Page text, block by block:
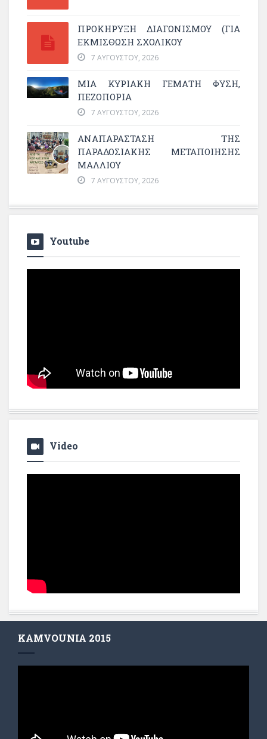
ΠΡΟΚΗΡΥΞΗ ΔΙΑΓΩΝΙΣΜΟΥ (ΓΙΑ
ΕΚΜΊΣΘΩΣΗ ΣΧΟΛΙΚΟΎ
7 ΑΥΓΟΎΣΤΟΥ, 2026
ΜΙΑ ΚΥΡΙΑΚΉ ΓΕΜΆΤΗ ΦΎΣΗ,
ΠΕΖΟΠΟΡΊΑ
7 ΑΥΓΟΎΣΤΟΥ, 2026
ΑΝΑΠΑΡΆΣΤΑΣΗ ΤΗΣ
ΠΑΡΑΔΟΣΙΑΚΉΣ ΜΕΤΑΠΟΊΗΣΗΣ
ΜΑΛΛΙΟΎ
7 ΑΥΓΟΎΣΤΟΥ, 2026
Youtube
Video
KAMVOUNIA 2015